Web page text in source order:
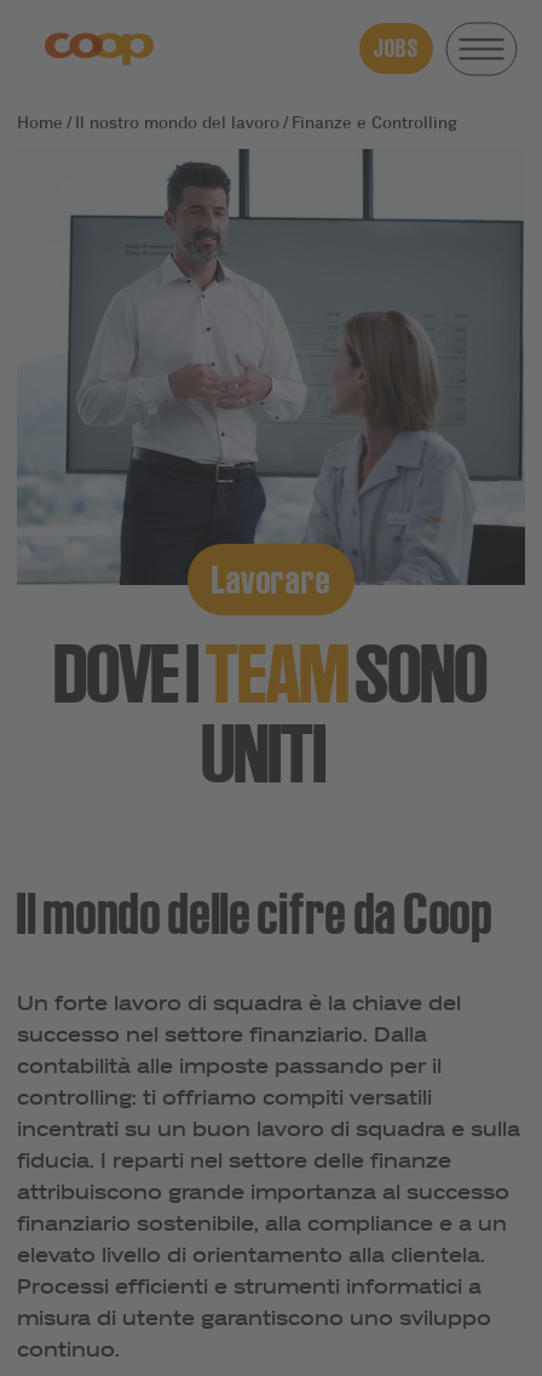
JOBS
Il nostro mondo del lavoro Finanze e Controlling
Lavorare
DOVE ITEAMSONO
UNITI
Il mondo delle cifre da Coop
Un forte lavoro di squadra è la chiave del
successo nel settore finanziario. Dalla
contabilità alle imposte passando per il
controlling: ti offriamo compiti versatili
incentrati su un buon lavoro di squadra e sulla
fiducia. I reparti nel settore delle finanze
attribuiscono grande importanza al successo
finanziario sostenibile, alla compliance e a un
elevato livello di orientamento alla clientela.
Processi efficienti e strumenti informatici a
misura di utente garantiscono uno sviluppo
continuo.